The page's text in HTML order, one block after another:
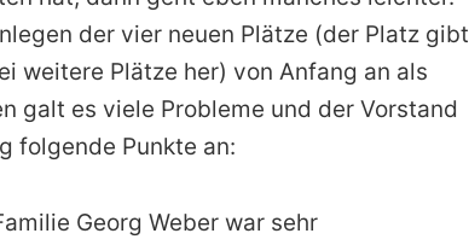
der vier neuen Plätze (der Platz gibt
weitere Plätze her) von Anfang an als
galt es viele Probleme und der Vorstand
folgende Punkte an:
Georg Weber war sehr